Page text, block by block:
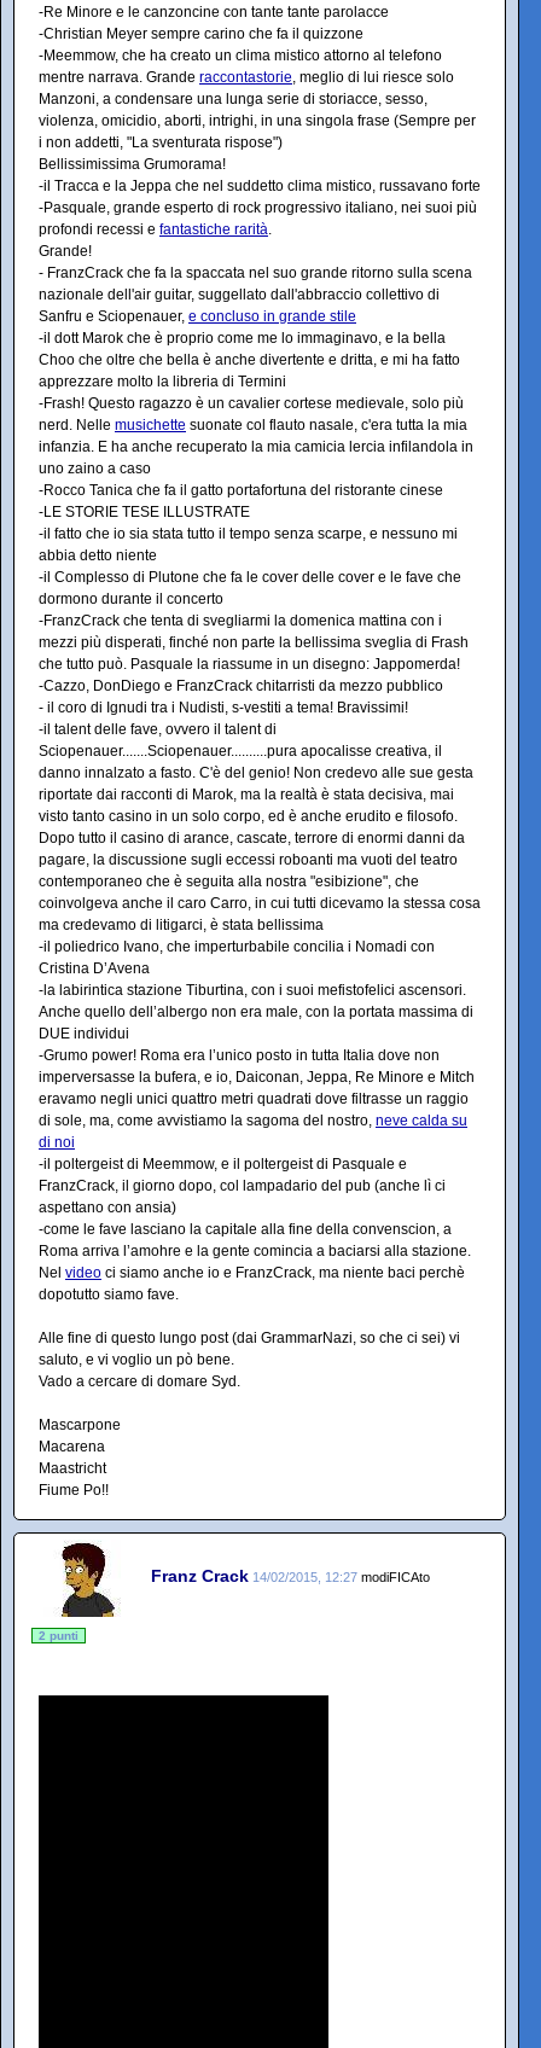
-Re Minore e le canzoncine con tante tante parolacce
-Christian Meyer sempre carino che fa il quizzone
-Meemmow, che ha creato un clima mistico attorno al telefono
mentre narrava. Grande raccontastorie, meglio di lui riesce solo
Manzoni, a condensare una lunga serie di storiacce, sesso,
violenza, omicidio, aborti, intrighi, in una singola frase (Sempre per
i non addetti, "La sventurata rispose")
Bellissimissima Grumorama!
-il Tracca e la Jeppa che nel suddetto clima mistico, russavano forte
-Pasquale, grande esperto di rock progressivo italiano, nei suoi più
profondi recessi e fantastiche rarità.
Grande!
- FranzCrack che fa la spaccata nel suo grande ritorno sulla scena
nazionale dell'air guitar, suggellato dall'abbraccio collettivo di
Sanfru e Sciopenauer, e concluso in grande stile
-il dott Marok che è proprio come me lo immaginavo, e la bella
Choo che oltre che bella è anche divertente e dritta, e mi ha fatto
apprezzare molto la libreria di Termini
-Frash! Questo ragazzo è un cavalier cortese medievale, solo più
nerd. Nelle musichette suonate col flauto nasale, c'era tutta la mia
infanzia. E ha anche recuperato la mia camicia lercia infilandola in
uno zaino a caso
-Rocco Tanica che fa il gatto portafortuna del ristorante cinese
-LE STORIE TESE ILLUSTRATE
-il fatto che io sia stata tutto il tempo senza scarpe, e nessuno mi
abbia detto niente
-il Complesso di Plutone che fa le cover delle cover e le fave che
dormono durante il concerto
-FranzCrack che tenta di svegliarmi la domenica mattina con i
mezzi più disperati, finché non parte la bellissima sveglia di Frash
che tutto può. Pasquale la riassume in un disegno: Jappomerda!
-Cazzo, DonDiego e FranzCrack chitarristi da mezzo pubblico
- il coro di Ignudi tra i Nudisti, s-vestiti a tema! Bravissimi!
-il talent delle fave, ovvero il talent di
Sciopenauer.......Sciopenauer..........pura apocalisse creativa, il
danno innalzato a fasto. C'è del genio! Non credevo alle sue gesta
riportate dai racconti di Marok, ma la realtà è stata decisiva, mai
visto tanto casino in un solo corpo, ed è anche erudito e filosofo.
Dopo tutto il casino di arance, cascate, terrore di enormi danni da
pagare, la discussione sugli eccessi roboanti ma vuoti del teatro
contemporaneo che è seguita alla nostra "esibizione", che
coinvolgeva anche il caro Carro, in cui tutti dicevamo la stessa cosa
ma credevamo di litigarci, è stata bellissima
-il poliedrico Ivano, che imperturbabile concilia i Nomadi con
Cristina D’Avena
-la labirintica stazione Tiburtina, con i suoi mefistofelici ascensori.
Anche quello dell’albergo non era male, con la portata massima di
DUE individui
-Grumo power! Roma era l’unico posto in tutta Italia dove non
imperversasse la bufera, e io, Daiconan, Jeppa, Re Minore e Mitch
eravamo negli unici quattro metri quadrati dove filtrasse un raggio
di sole, ma, come avvistiamo la sagoma del nostro, neve calda su
di noi
-il poltergeist di Meemmow, e il poltergeist di Pasquale e
FranzCrack, il giorno dopo, col lampadario del pub (anche lì ci
aspettano con ansia)
-come le fave lasciano la capitale alla fine della convenscion, a
Roma arriva l’amohre e la gente comincia a baciarsi alla stazione.
Nel video ci siamo anche io e FranzCrack, ma niente baci perchè
dopotutto siamo fave.
Alle fine di questo lungo post (dai GrammarNazi, so che ci sei) vi
saluto, e vi voglio un pò bene.
Vado a cercare di domare Syd.
Mascarpone
Macarena
Maastricht
Fiume Po!!
Franz Crack 14/02/2015, 12:27 modiFICAto
2 punti